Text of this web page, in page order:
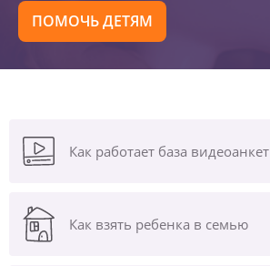
ПОМОЧЬ ДЕТЯМ
Как работает база видеоанкет
Как взять ребенка в семью